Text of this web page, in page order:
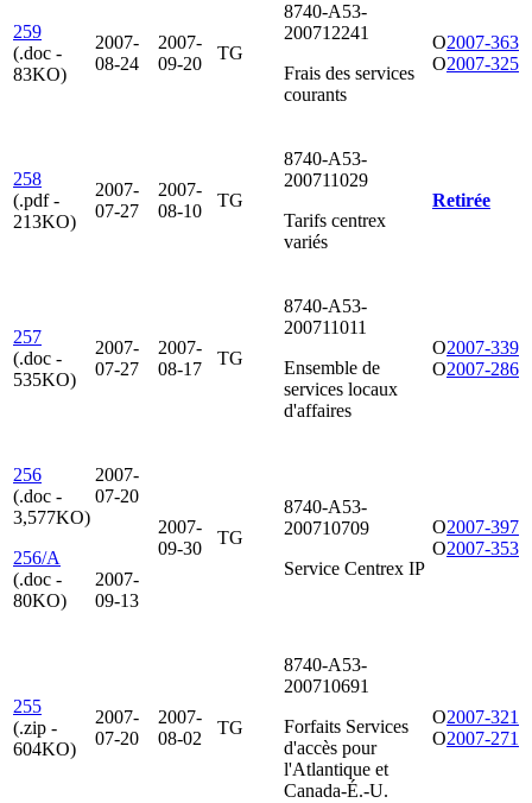
259
(.doc -
83KO)
2007-
08-24
2007-
09-20
TG
8740-A53-
200712241
Frais des services
courants
O2007-363
O2007-325
258
(.pdf -
213KO)
2007-
07-27
2007-
08-10
TG
8740-A53-
200711029
Tarifs centrex
variés
Retirée
257
(.doc -
535KO)
2007-
07-27
2007-
08-17
TG
8740-A53-
200711011
Ensemble de
services locaux
d'affaires
O2007-339
O2007-286
256
(.doc -
3,577KO)
256/A
(.doc -
80KO)
2007-
07-20
2007-
09-13
2007-
09-30
TG
8740-A53-
200710709
Service Centrex IP
O2007-397
O2007-353
255
(.zip -
604KO)
2007-
07-20
2007-
08-02
TG
8740-A53-
200710691
Forfaits Services
d'accès pour
l'Atlantique et
Canada-É.-U.
O2007-321
O2007-271